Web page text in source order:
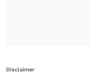
Disclaimer